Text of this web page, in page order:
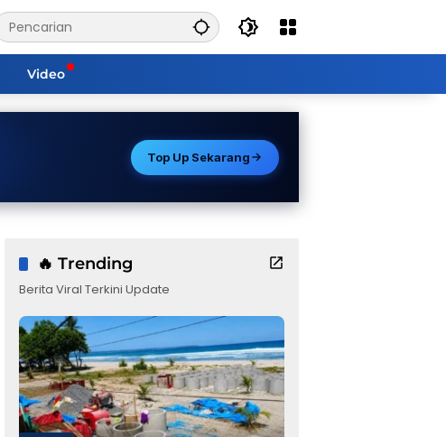
Video
Top Up Sekarang
🔥 Trending
Berita Viral Terkini Update